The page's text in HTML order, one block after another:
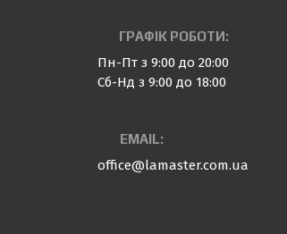
ГРАФІК РОБОТИ:
Пн-Пт з 9:00 до 20:00
Сб-Нд з 9:00 до 18:00
EMAIL:
office@lamaster.com.ua